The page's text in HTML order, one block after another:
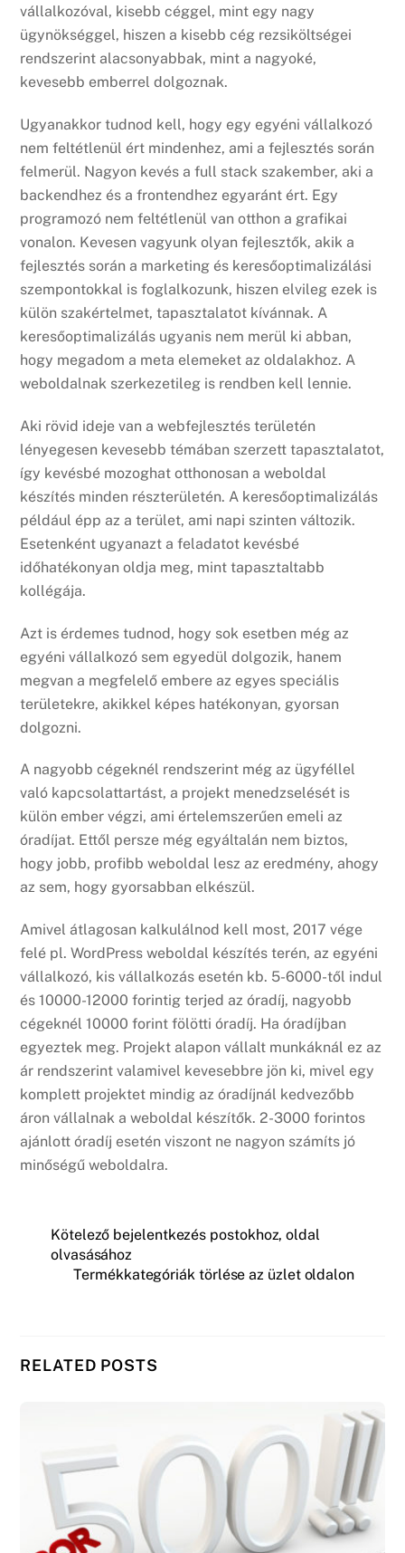
vállalkozóval, kisebb céggel, mint egy nagy
ügynökséggel, hiszen a kisebb cég rezsiköltségei
rendszerint alacsonyabbak, mint a nagyoké,
kevesebb emberrel dolgoznak.
Ugyanakkor tudnod kell, hogy egy egyéni vállalkozó
nem feltétlenül ért mindenhez, ami a fejlesztés során
felmerül. Nagyon kevés a full stack szakember, aki a
backendhez és a frontendhez egyaránt ért. Egy
programozó nem feltétlenül van otthon a grafikai
vonalon. Kevesen vagyunk olyan fejlesztők, akik a
fejlesztés során a marketing és keresőoptimalizálási
szempontokkal is foglalkozunk, hiszen elvileg ezek is
külön szakértelmet, tapasztalatot kívánnak. A
keresőoptimalizálás ugyanis nem merül ki abban,
hogy megadom a meta elemeket az oldalakhoz. A
weboldalnak szerkezetileg is rendben kell lennie.
Aki rövid ideje van a webfejlesztés területén
lényegesen kevesebb témában szerzett tapasztalatot,
így kevésbé mozoghat otthonosan a weboldal
készítés minden részterületén. A keresőoptimalizálás
például épp az a terület, ami napi szinten változik.
Esetenként ugyanazt a feladatot kevésbé
időhatékonyan oldja meg, mint tapasztaltabb
kollégája.
Azt is érdemes tudnod, hogy sok esetben még az
egyéni vállalkozó sem egyedül dolgozik, hanem
megvan a megfelelő embere az egyes speciális
területekre, akikkel képes hatékonyan, gyorsan
dolgozni.
A nagyobb cégeknél rendszerint még az ügyféllel
való kapcsolattartást, a projekt menedzselését is
külön ember végzi, ami értelemszerűen emeli az
óradíjat. Ettől persze még egyáltalán nem biztos,
hogy jobb, profibb weboldal lesz az eredmény, ahogy
az sem, hogy gyorsabban elkészül.
Amivel átlagosan kalkulálnod kell most, 2017 vége
felé pl. WordPress weboldal készítés terén, az egyéni
vállalkozó, kis vállalkozás esetén kb. 5-6000-től indul
és 10000-12000 forintig terjed az óradíj, nagyobb
cégeknél 10000 forint fölötti óradíj. Ha óradíjban
egyeztek meg. Projekt alapon vállalt munkáknál ez az
ár rendszerint valamivel kevesebbre jön ki, mivel egy
komplett projektet mindig az óradíjnál kedvezőbb
áron vállalnak a weboldal készítők. 2-3000 forintos
ajánlott óradíj esetén viszont ne nagyon számíts jó
minőségű weboldalra.
Kötelező bejelentkezés postokhoz, oldal
olvasásához
Termékkategóriák törlése az üzlet oldalon
RELATED POSTS